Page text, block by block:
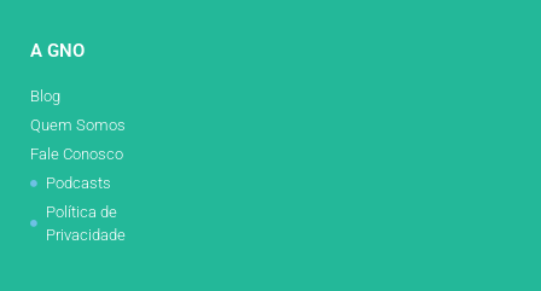
A GNO
Blog
Quem Somos
Fale Conosco
Podcasts
Política de
Privacidade